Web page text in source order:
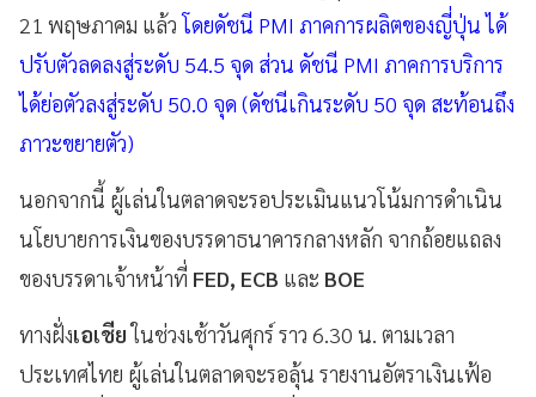
21 พฤษภาคม แล้วโดยดัชนี PMI ภาคการผลิตของญี่ปุ่น ได้
ปรับตัวลดลงสู่ระดับ 54.5 จุด ส่วน ดัชนี PMI ภาคการบริการ
ได้ย่อตัวลงสู่ระดับ 50.0 จุด (ดัชนีเกินระดับ 50 จุด สะท้อนถึง
ภาวะขยายตัว)
นอกจากนี้ ผู้เล่นในตลาดจะรอประเมินแนวโน้มการดำเนิน
นโยบายการเงินของบรรดาธนาคารกลางหลัก จากถ้อยแถลง
ของบรรดาเจ้าหน้าที่ FED, ECB และ BOE
ทางฝั่งเอเชียในช่วงเช้าวันศุกร์ ราว 6.30 น. ตามเวลา
ประเทศไทย ผู้เล่นในตลาดจะรอลุ้น รายงานอัตราเงินเฟ้อ